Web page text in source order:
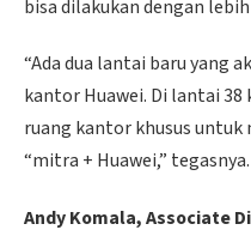
bisa dilakukan dengan
“Ada dua lantai baru yang
kantor Huawei. Di lantai
ruang kantor khusus
“mitra + Huawei,” tegasnya.
Andy Komala, Associate